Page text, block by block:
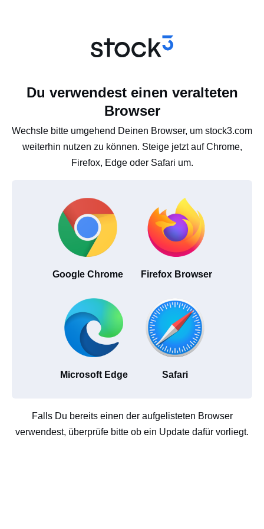
Du verwendest einen veralteten
Browser
Wechsle bitte umgehend Deinen Browser, um stock3.com
weiterhin nutzen zu können. Steige jetzt auf Chrome,
Firefox, Edge oder Safari um.
Google Chrome Firefox Browser
Microsoft Edge Safari
Falls Du bereits einen der aufgelisteten Browser
verwendest, überprüfe bitte ob ein Update dafür vorliegt.